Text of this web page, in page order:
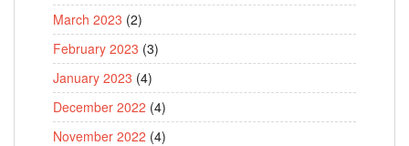
March 2023 (2)
February 2023 (3)
January 2023 (4)
December 2022 (4)
November 2022 (4)